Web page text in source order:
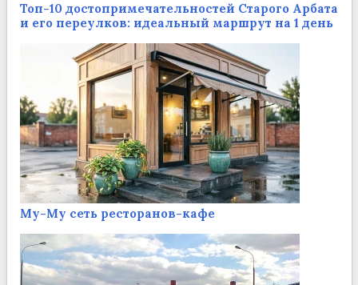
Топ-10 достопримечательностей Старого Арбата
и его переулков: идеальный маршрут на 1 день
Му-Му сеть ресторанов-кафе